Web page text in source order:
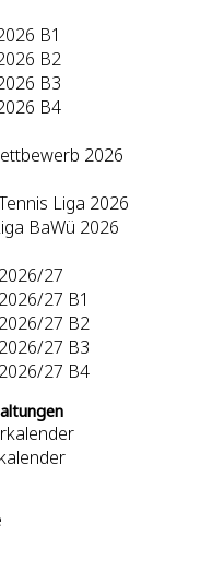
B1
B2
B3
B4
2026
Liga 2026
BaWü 2026
27
27 B1
27 B2
27 B3
27 B4